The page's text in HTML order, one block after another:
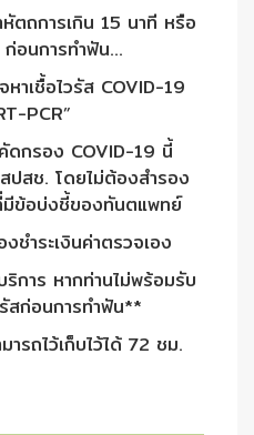
ตถการเกิน 15 นาที หรือ
ก่อนการทำฟัน…
าเชื้อไวรัส COVID-19
PCR”
ดกรอง COVID-19 นี้
ปสช. โดยไม่ต้องสำรอง
มีข้อบ่งชี้ของทันตแพทย์
ชำระเงินค่าตรวจเอง
การ หากท่านไม่พร้อมรับ
สก่อนการทำฟัน**
รถไว้เก็บไว้ได้ 72 ชม.